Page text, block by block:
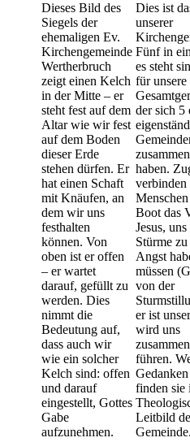
Dieses Bild des
Siegels der
ehemaligen Ev.
Kirchengemeinde
Wertherbruch
zeigt einen Kelch
in der Mitte – er
steht fest auf dem
Altar wie wir fest
auf dem Boden
dieser Erde
stehen dürfen. Er
hat einen Schaft
mit Knäufen, an
dem wir uns
festhalten
können. Von
oben ist er offen
– er wartet
darauf, gefüllt zu
werden. Dies
nimmt die
Bedeutung auf,
dass auch wir
wie ein solcher
Kelch sind: offen
und darauf
eingestellt, Gottes
Gabe
aufzunehmen.
Dies ist
unserer
Fünf in
es steht
für unsere
der sich 5
haben.
Boot das
Jesus,
Stürme
Angst
müssen
von der
er ist
wird uns
führen.
finden sie
Leitbild
Gemeinde.